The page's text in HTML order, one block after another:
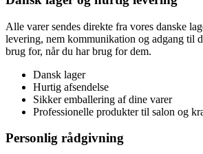
Alle varer sendes direkte fra vores danske
levering, nem kommunikation og adgang til
brug for, når du har brug for dem.
Dansk lager
Hurtig afsendelse
Sikker emballering af dine varer
Professionelle produkter til salon og
Personlig rådgivning